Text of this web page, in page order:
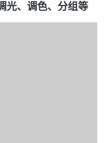
光、调色、分组等